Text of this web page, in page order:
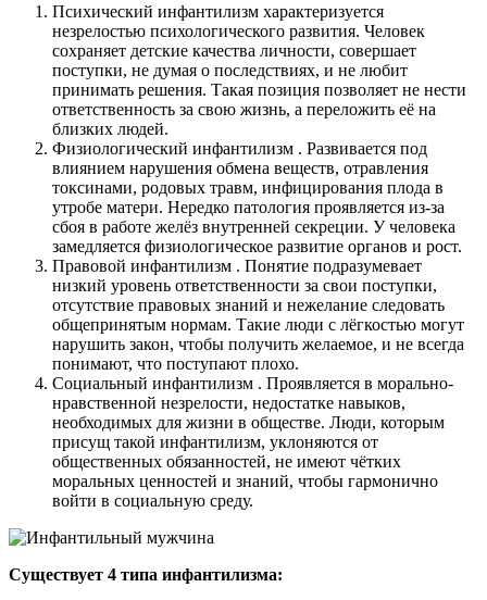
Психический инфантилизм характеризуется
незрелостью психологического развития. Человек
сохраняет детские качества личности, совершает
поступки, не думая о последствиях, и не любит
принимать решения. Такая позиция позволяет не нести
ответственность за свою жизнь, а переложить её на
близких людей.
Физиологический инфантилизм . Развивается под
влиянием нарушения обмена веществ, отравления
токсинами, родовых травм, инфицирования плода в
утробе матери. Нередко патология проявляется из-за
сбоя в работе желёз внутренней секреции. У человека
замедляется физиологическое развитие органов и рост.
Правовой инфантилизм . Понятие подразумевает
низкий уровень ответственности за свои поступки,
отсутствие правовых знаний и нежелание следовать
общепринятым нормам. Такие люди с лёгкостью могут
нарушить закон, чтобы получить желаемое, и не всегда
понимают, что поступают плохо.
Социальный инфантилизм . Проявляется в морально-
нравственной незрелости, недостатке навыков,
необходимых для жизни в обществе. Люди, которым
присущ такой инфантилизм, уклоняются от
общественных обязанностей, не имеют чётких
моральных ценностей и знаний, чтобы гармонично
войти в социальную среду.
Существует 4 типа инфантилизма: